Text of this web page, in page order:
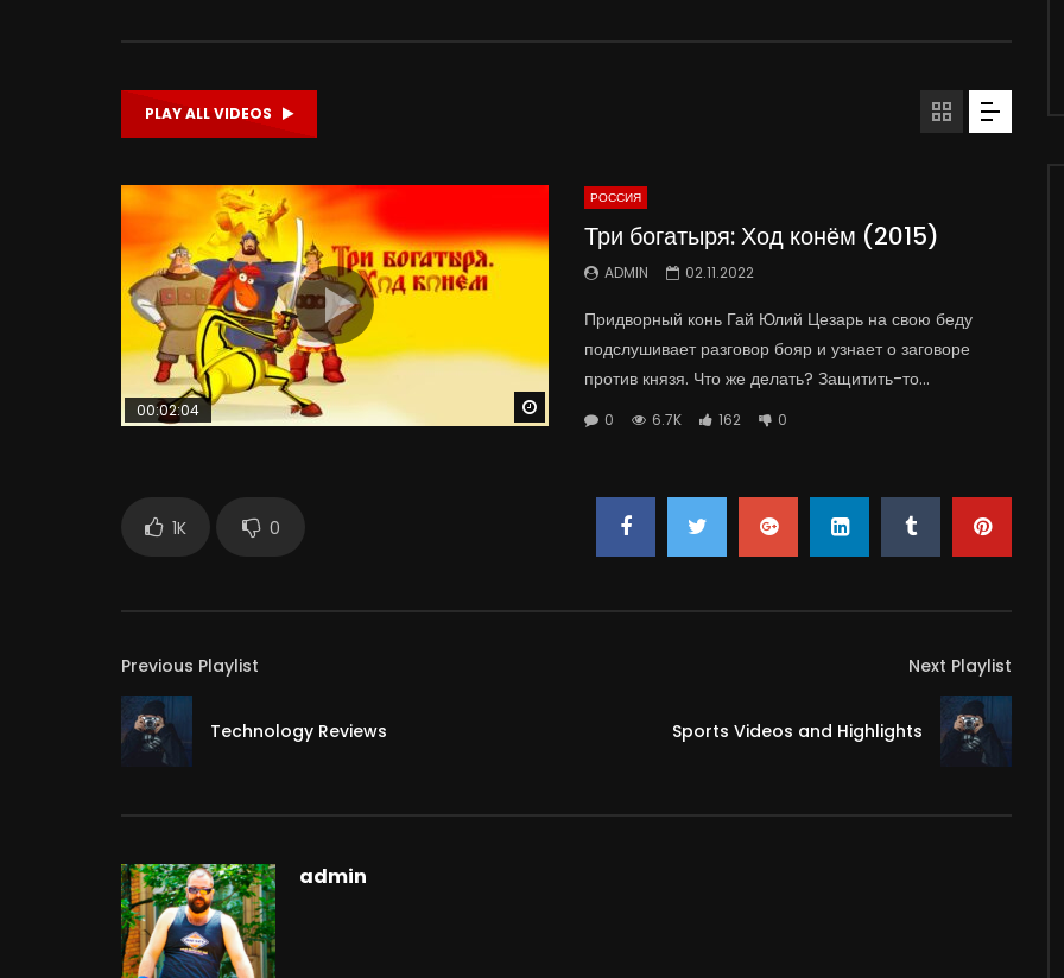
PLAY ALL VIDEOS
00:02:04
РОССИЯ
Три богатыря: Ход конём (2015)
ADMIN 02.11.2022
Придворный конь Гай Юлий Цезарь на свою беду
подслушивает разговор бояр и узнает о заговоре
против князя. Что же делать? Защитить-то...
0 6.7K 162 0
1K 0
Previous Playlist
Technology Reviews
Next Playlist
Sports Videos and Highlights
admin